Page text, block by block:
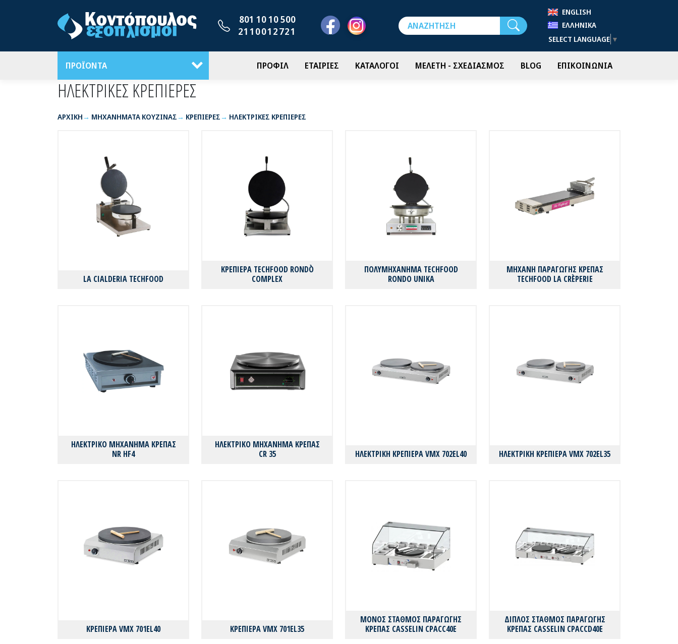
801 10 10 500
2110012721
ENGLISH
ΕΛΛΗΝΙΚΆ
SELECT LANGUAGE ▼
ΠΡΟΪΟΝΤΑ ΠΡΟΦΙΛ ΕΤΑΙΡΙΕΣ ΚΑΤΑΛΟΓΟΙ ΜΕΛΕΤΗ - ΣΧΕΔΙΑΣΜΟΣ BLOG ΕΠΙΚΟΙΝΩΝΙΑ
ΗΛΕΚΤΡΙΚΕΣ ΚΡΕΠΙΕΡΕΣ
ΑΡΧΙΚΉ ΜΗΧΑΝΗΜΑΤΑ ΚΟΥΖΙΝΑΣ ΚΡΕΠΙΕΡΕΣ ΗΛΕΚΤΡΙΚΕΣ ΚΡΕΠΙΕΡΕΣ
LA CIALDERIA TECHFOOD
ΚΡΕΠΙΕΡΑ TECHFOOD RONDÒ
COMPLEX
ΠΟΛΥΜΗΧΑΝΗΜΑ TECHFOOD
RONDO UNIKA
ΜΗΧΑΝΗ ΠΑΡΑΓΩΓΗΣ ΚΡΕΠΑΣ
TECHFOOD LA CRÈPERIE
ΗΛΕΚΤΡΙΚΟ ΜΗΧΑΝΗΜΑ ΚΡΕΠΑΣ
NR HF4
ΗΛΕΚΤΡΙΚΟ ΜΗΧΑΝΗΜΑ ΚΡΕΠΑΣ
CR 35
ΗΛΕΚΤΡΙΚH ΚΡΕΠΙΕΡΑ VMX 702EL40 ΗΛΕΚΤΡΙΚH ΚΡΕΠΙΕΡΑ VMX 702EL35
ΚΡΕΠΙΕΡΑ VMX 701EL40 ΚΡΕΠΙΕΡΑ VMX 701EL35
ΜΟΝΟΣ ΣΤΑΘΜΟΣ ΠΑΡΑΓΩΓΗΣ
ΚΡΕΠΑΣ CASSELIN CPACC40E
ΔΙΠΛΟΣ ΣΤΑΘΜΟΣ ΠΑΡΑΓΩΓΗΣ
ΚΡΕΠΑΣ CASSELIN CPACCD40E